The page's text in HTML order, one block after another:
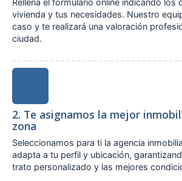
vivienda y tus necesidades. Nuestro
caso y te realizará una valoración
ciudad.
2. Te asignamos la mejor
zona
Seleccionamos para ti la agencia
adapta a tu perfil y ubicación,
trato personalizado y las mejores